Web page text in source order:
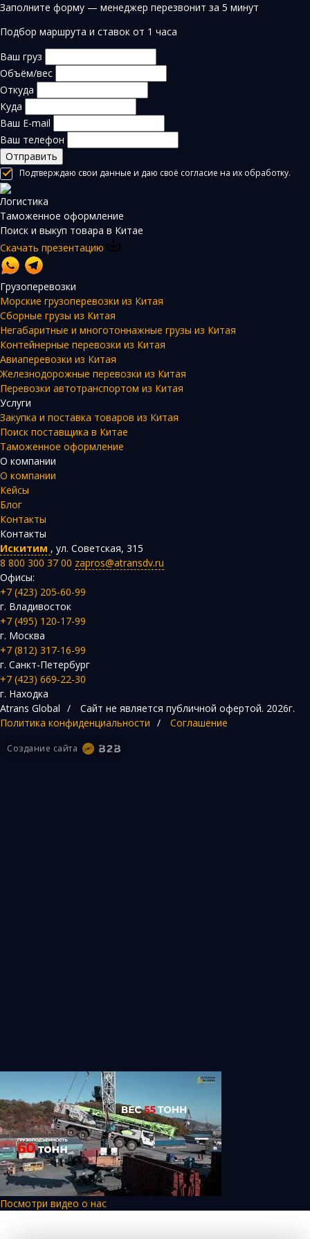
Заполните форму — менеджер перезвонит за 5 минут
Подбор маршрута и ставок от 1 часа
Ваш груз
Объём/вес
Откуда
Куда
Ваш E-mail
Ваш телефон
Отправить
Подтверждаю свои данные и даю своё согласие на их обработку.
Логистика
Таможенное оформление
Поиск и выкуп товара в Китае
Скачать презентацию
Грузоперевозки
Морские грузоперевозки из Китая
Сборные грузы из Китая
Негабаритные и многотоннажные грузы из Китая
Контейнерные перевозки из Китая
Авиаперевозки из Китая
Железнодорожные перевозки из Китая
Перевозки автотранспортом из Китая
Услуги
Закупка и поставка товаров из Китая
Поиск поставщика в Китае
Таможенное оформление
О компании
О компании
Кейсы
Блог
Контакты
Контакты
Искитим , ул. Советская, 315
8 800 300 37 00 zapros@atransdv.ru
Офисы:
+7 (423) 205-60-99
г. Владивосток
+7 (495) 120-17-99
г. Москва
+7 (812) 317-16-99
г. Санкт-Петербург
+7 (423) 669-22-30
г. Находка
Atrans Global / Сайт не является публичной офертой. 2026г.
Политика конфиденциальности / Соглашение
Создание сайта
Посмотри видео о нас